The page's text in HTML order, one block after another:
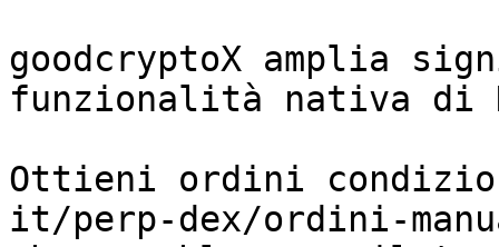
goodcryptoX amplia
funzionalità nativa di
Ottieni ordini
it/perp-dex/ordini-